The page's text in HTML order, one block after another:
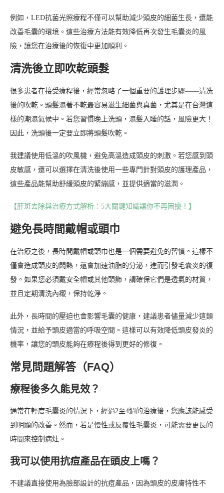
例如，LED抗菌光照療程不僅可以幫助減少頭皮的細菌生長，還能
改善毛囊的環境。這些治療方法能有效降低再次發生毛囊炎的風
險，讓您在治療後的恢復中更加順利。
清洗後立即吹乾頭髮
很多患者在接受療程後，經常忽略了一個重要的護理步驟——清洗
後的吹乾。頭髮濕著不乾最容易滋生細菌與真菌，尤其是在台灣這
樣的潮濕氣候中。若您習慣晚上洗頭，濕髮入睡的話，風險更大！
因此，洗頭後一定要立即將頭髮吹乾。
我建議使用低溫的吹風機，避免高溫造成頭皮的刺激。若您感到頭
皮敏感，還可以選擇在清洗後使用一些專門針對頭皮的護理產品，
這些產品能幫助舒緩頭皮的緊繃感，並提供適當的滋潤。
【肝斑去除與治療方式解析：5大關鍵知識讓你不再困擾！】
避免長時間戴帽或頭巾
在治療之後，長時間戴帽或頭巾也是一個需要避免的習慣。這樣不
僅會造成頭皮的悶熱，還會加速油脂的分泌，進而引發毛囊炎的復
發。如果您必須戴安全帽或其他頭飾，請確保它們是透氣的材質，
並且定期清洗內襯，保持乾淨。
此外，長時間的壓迫也會影響毛囊的健康，建議患者儘量減少這類
情況，並給予頭皮適當的呼吸空間。這樣可以有效降低頭皮發炎的
機率，讓您的頭皮能夠在療程後得到更好的修復。
常見問題解答（FAQ）
療程後多久能見效？
通常在輕度毛囊炎的情況下，經過2至4週的治療後，您應該能感受
到明顯的改善。然而，若是慢性或反覆性毛囊炎，可能需要更長的
時間來控制病灶。
我可以使用抗痘產品在頭皮上嗎？
不建議直接使用為臉部設計的抗痘產品，因為頭皮的皮膚特性不